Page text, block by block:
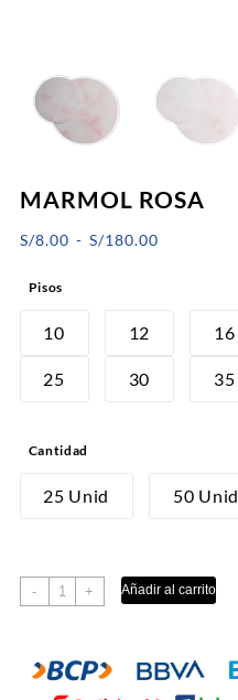
MARMOL ROSA
S/8.00 - S/180.00Rango
Pisos
10 12 16
25 30 35
Cantidad
25 Unid 50 Unid
-
MARMOL
ROSA
+ Añadir al carrito